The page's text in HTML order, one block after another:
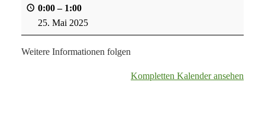
0:00 – 1:00
25. Mai 2025
Weitere Informationen folgen
Kompletten Kalender ansehen